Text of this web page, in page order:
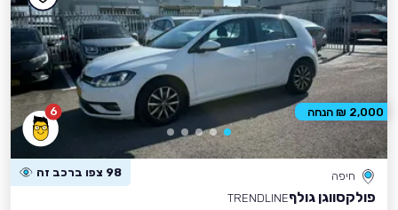
6
חיפה 98 צפו ברכב זה
פולקסווגן גולףTRENDLINE
2,000 ₪ הנחה